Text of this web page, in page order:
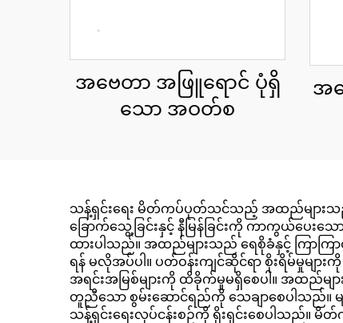
အဗေတာ အဖြူရောင် ပုံရှိ
သော အဝတ်စ
အ
သန့်ရှင်းရေး မိတ်ကပ်ပုတ်သင်သည့် အထည်များသ
ခြောက်သွေ့ခြင်းနှင့် နီမြန်ခြင်းကို ကာကွယ်ပေ
ထားပါသည်။ အထည်များသည် ရေစိုခံနှင့် ကြာကြ
ရန် မလိုအပ်ပါ။ ပတ်ဝန်းကျင်ဆိုင်ရာ စိုးရိမ်မှုများ
အရင်းအမြစ်များကို ထိခိုက်မှုမရှိစေပါ။ အထည်မ
တူညီသော စွမ်းဆောင်ရည်ကို သေချာစေပါသည်။
သန့်ရှင်းရေးလုပ်ငန်းစဉ်ကို ရိုးရှင်းစေပါသည်